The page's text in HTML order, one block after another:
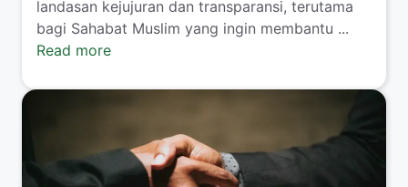
landasan kejujuran dan transparansi, terutama
bagi Sahabat Muslim yang ingin membantu ...
Read more